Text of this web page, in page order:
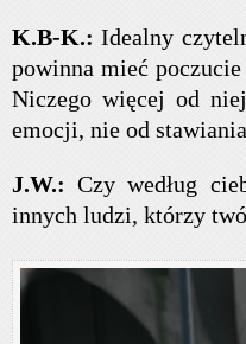
K.B-K.:Idealny
powinna mieć
Niczego więcej od
emocji, nie od
J.W.:Czy według
innych ludzi, którzy